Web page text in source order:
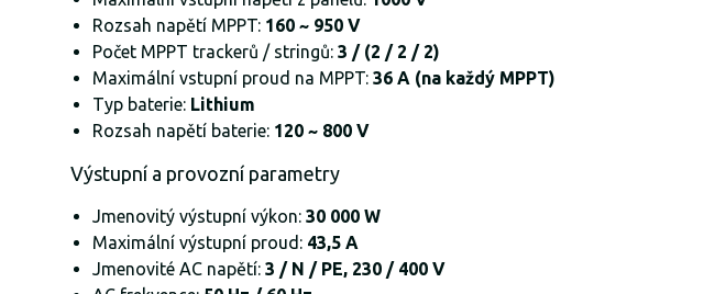
Rozsah napětí MPPT: 160 ~ 950 V
Počet MPPT trackerů / stringů: 3 / (2 / 2 / 2)
Maximální vstupní proud na MPPT: 36 A (na každý MPPT)
Typ baterie: Lithium
Rozsah napětí baterie: 120 ~ 800 V
Výstupní a provozní parametry
Jmenovitý výstupní výkon: 30 000 W
Maximální výstupní proud: 43,5 A
Jmenovité AC napětí: 3 / N / PE, 230 / 400 V